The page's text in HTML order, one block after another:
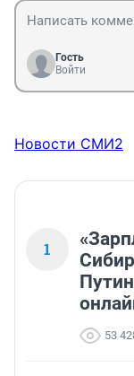
Гость
Войти
Новости СМИ2
1
53